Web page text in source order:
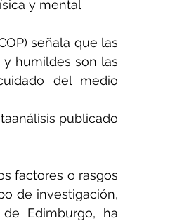
y mental
señala que las
humildes son las
del medio
publicado
factores o rasgos
de investigación,
Edimburgo, ha